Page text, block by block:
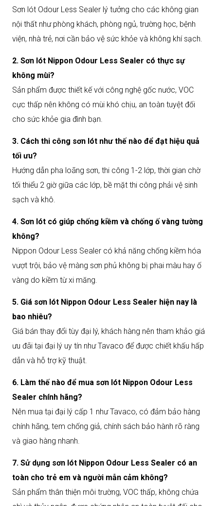
Sơn lót Odour Less Sealer lý tưởng cho các không gian
nội thất như phòng khách, phòng ngủ, trường học, bệnh
viện, nhà trẻ, nơi cần bảo vệ sức khỏe và không khí sạch.
2. Sơn lót Nippon Odour Less Sealer có thực sự
không mùi?
Sản phẩm được thiết kế với công nghệ gốc nước, VOC
cực thấp nên không có mùi khó chịu, an toàn tuyệt đối
cho sức khỏe gia đình bạn.
3. Cách thi công sơn lót như thế nào để đạt hiệu quả
tối ưu?
Hướng dẫn pha loãng sơn, thi công 1-2 lớp, thời gian chờ
tối thiểu 2 giờ giữa các lớp, bề mặt thi công phải vệ sinh
sạch và khô.
4. Sơn lót có giúp chống kiềm và chống ố vàng tường
không?
Nippon Odour Less Sealer có khả năng chống kiềm hóa
vượt trội, bảo vệ màng sơn phủ không bị phai màu hay ố
vàng do kiềm từ xi măng.
5. Giá sơn lót Nippon Odour Less Sealer hiện nay là
bao nhiêu?
Giá bán thay đổi tùy đại lý, khách hàng nên tham khảo giá
ưu đãi tại đại lý uy tín như Tavaco để được chiết khấu hấp
dẫn và hỗ trợ kỹ thuật.
6. Làm thế nào để mua sơn lót Nippon Odour Less
Sealer chính hãng?
Nên mua tại đại lý cấp 1 như Tavaco, có đảm bảo hàng
chính hãng, tem chống giả, chính sách bảo hành rõ ràng
và giao hàng nhanh.
7. Sử dụng sơn lót Nippon Odour Less Sealer có an
toàn cho trẻ em và người mẫn cảm không?
Sản phẩm thân thiện môi trường, VOC thấp, không chứa